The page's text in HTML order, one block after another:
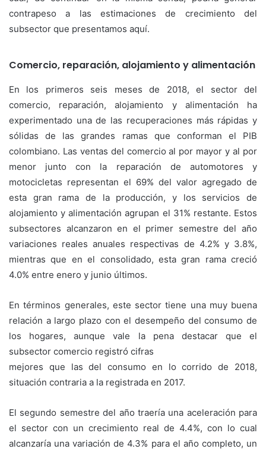
contrapeso a las estimaciones de crecimiento del
subsector que presentamos aquí.
Comercio, reparación, alojamiento y alimentación
En los primeros seis meses de 2018, el sector del
comercio, reparación, alojamiento y alimentación ha
experimentado una de las recuperaciones más rápidas y
sólidas de las grandes ramas que conforman el PIB
colombiano. Las ventas del comercio al por mayor y al por
menor junto con la reparación de automotores y
motocicletas representan el 69% del valor agregado de
esta gran rama de la producción, y los servicios de
alojamiento y alimentación agrupan el 31% restante. Estos
subsectores alcanzaron en el primer semestre del año
variaciones reales anuales respectivas de 4.2% y 3.8%,
mientras que en el consolidado, esta gran rama creció
4.0% entre enero y junio últimos.
En términos generales, este sector tiene una muy buena
relación a largo plazo con el desempeño del consumo de
los hogares, aunque vale la pena destacar que el
subsector comercio registró cifras
mejores que las del consumo en lo corrido de 2018,
situación contraria a la registrada en 2017.
El segundo semestre del año traería una aceleración para
el sector con un crecimiento real de 4.4%, con lo cual
alcanzaría una variación de 4.3% para el año completo, un